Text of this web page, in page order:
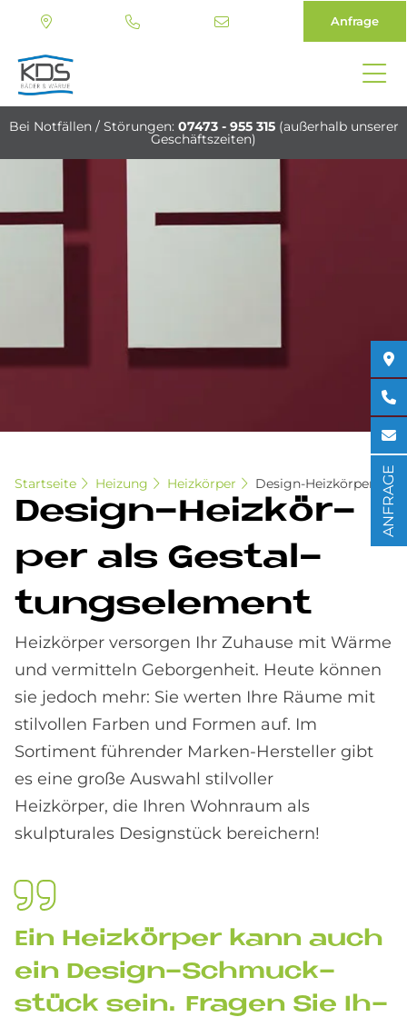
zum
Anfrage
Bei Notfällen / Störungen: 07473 - 955 315 (außerhalb unserer
Geschäftszeiten)
Startseite Heizung Heizkörper Design-Heizkörper
De­sign-Heiz­kör­
per als Ge­stal­
tungs­ele­ment
Heizkörper versorgen Ihr Zuhause mit Wärme
und vermitteln Geborgenheit. Heute können
sie jedoch mehr: Sie werten Ihre Räume mit
stilvollen Farben und Formen auf. Im
Sortiment führender Marken-Hersteller gibt
es eine große Auswahl stilvoller
Heizkörper, die Ihren Wohnraum als
skulpturales Designstück bereichern!
Ein Heiz­kör­per kann auch
ein De­sign-Schmuck­
stück sein. Fra­gen Sie Ih­
ANFRAGE